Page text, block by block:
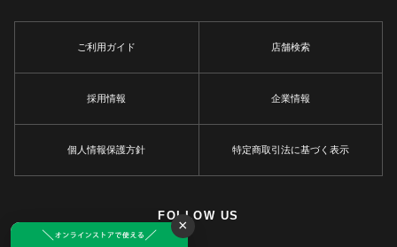
×
ご利用ガイド 店舗検索
採用情報 企業情報
個人情報保護方針 特定商取引法に基づく表示
FOLLOW US